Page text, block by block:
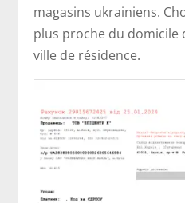
magasins ukrainiens.
plus proche du domicile
ville de résidence.